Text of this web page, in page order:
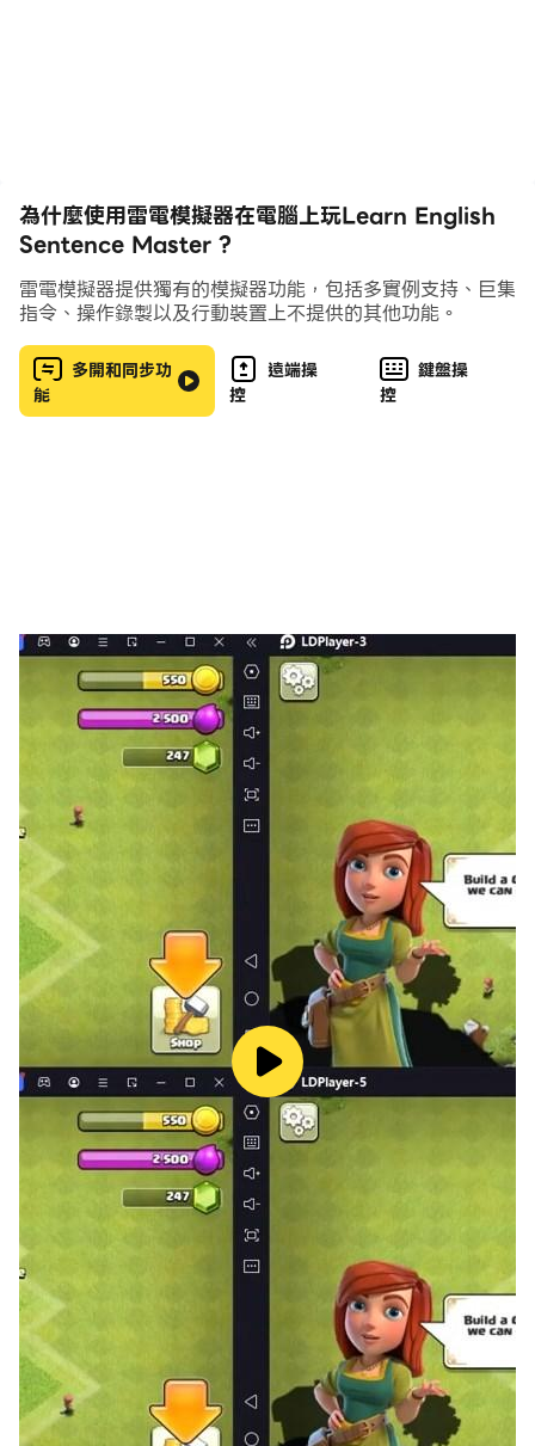
如果您犯了錯誤並按錯誤順序單擊了英文單詞，則會受到處
罰。
您是想要提高技能的英語學生嗎？句子大師將幫助您學習英
語並正確組織句子中的單詞。
您是想要炫耀自己技能的英語專家嗎？在 Google Play 服
務的競賽模式中證明它。
有趣而有效的英語學習
Sentence Master 是同類游戲中的第一款完全由教育工作
者設計和開發的遊戲，旨在幫助學生消除英語學習者中最常
見的錯誤，糾正單詞命令。 Sentence Master 有從初學
者到專家的四個級別，對從初學者到經驗最豐富的英語語言
交流者的每個人來說都是一個挑戰。諺語和俗語級別是學習
和記住流行英語習語和表達的好方法。學習英語語法並以更
有趣的方式測試您的英語語法技能。
Sentence Master 一直被證明是學生和教師最好的英語語
為什麼使用雷電模擬器在電腦上玩Learn English
Sentence Master ?
雷電模擬器提供獨有的模擬器功能，包括多實例支持、巨集
指令、操作錄製以及行動裝置上不提供的其他功能。
多開和同步功
能
遠端操
控
鍵盤操
控